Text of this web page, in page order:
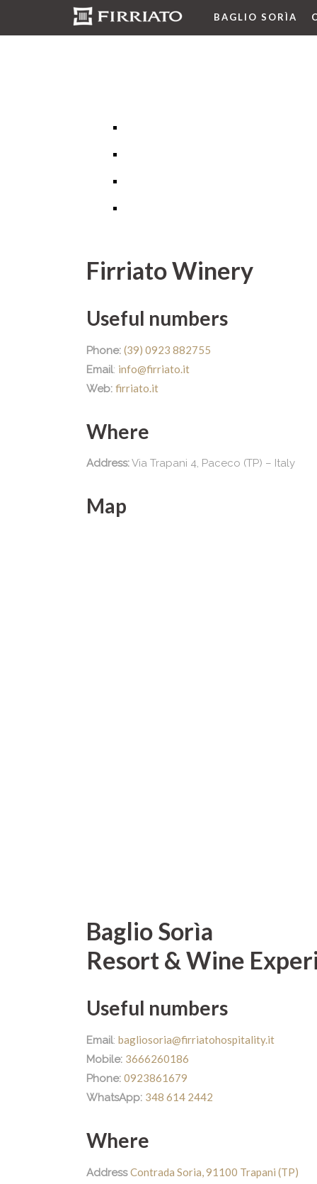
BAGLIO SORÌA
Firriato Winery
Useful numbers
Phone: (39) 0923 882755
Email: info@firriato.it
Web: firriato.it
Where
Address:Via Trapani 4, Paceco (TP) – Italy
Map
Baglio Sorìa
Resort & Wine
Useful numbers
Email: bagliosoria@firriatohospitality.it
Mobile: 3666260186
Phone: 0923861679
WhatsApp: 348 614 2442
Where
Address Contrada Soria, 91100 Trapani (TP)